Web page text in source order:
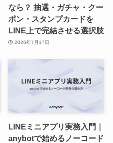
なら？ 抽選・ガチャ・クー
ポン・スタンプカードを
LINE上で完結させる選択肢
2026年7月17日
LINEミニアプリ実務入門｜
anybotで始めるノーコード